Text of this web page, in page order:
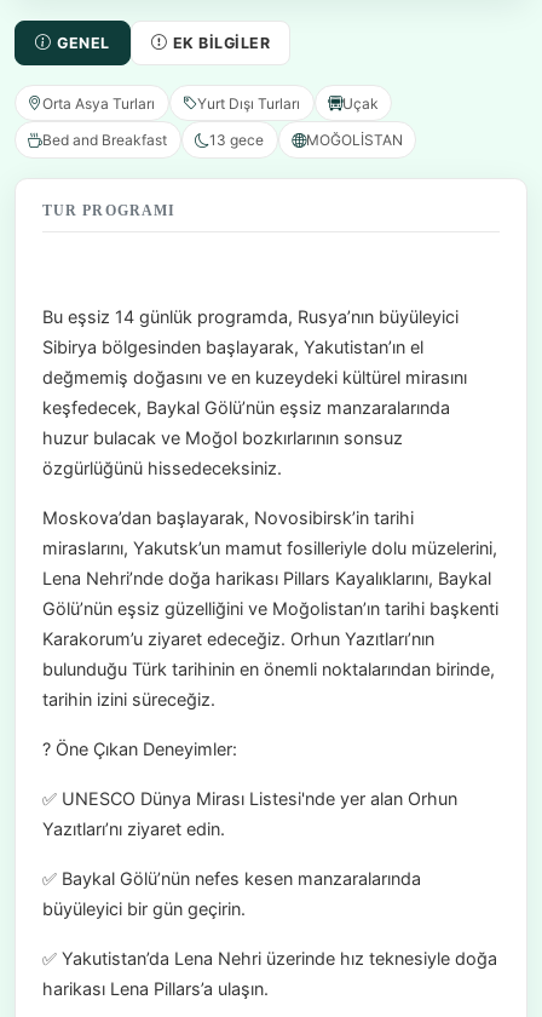
GENEL EK BILGILER
Orta Asya Turları Yurt Dışı Turları Uçak
Bed and Breakfast 13 gece MOĞOLİSTAN
TUR PROGRAMI
Bu eşsiz 14 günlük programda, Rusya’nın büyüleyici
Sibirya bölgesinden başlayarak, Yakutistan’ın el
değmemiş doğasını ve en kuzeydeki kültürel mirasını
keşfedecek, Baykal Gölü’nün eşsiz manzaralarında
huzur bulacak ve Moğol bozkırlarının sonsuz
özgürlüğünü hissedeceksiniz.
Moskova’dan başlayarak, Novosibirsk’in tarihi
miraslarını, Yakutsk’un mamut fosilleriyle dolu müzelerini,
Lena Nehri’nde doğa harikası Pillars Kayalıklarını, Baykal
Gölü’nün eşsiz güzelliğini ve Moğolistan’ın tarihi başkenti
Karakorum’u ziyaret edeceğiz. Orhun Yazıtları’nın
bulunduğu Türk tarihinin en önemli noktalarından birinde,
tarihin izini süreceğiz.
? Öne Çıkan Deneyimler:
✅ UNESCO Dünya Mirası Listesi'nde yer alan Orhun
Yazıtları’nı ziyaret edin.
✅ Baykal Gölü’nün nefes kesen manzaralarında
büyüleyici bir gün geçirin.
✅ Yakutistan’da Lena Nehri üzerinde hız teknesiyle doğa
harikası Lena Pillars’a ulaşın.